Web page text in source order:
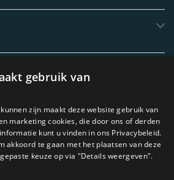
gebruik van
zijn maakt deze website gebruik van
marketing cookies, die door ons of derden
kunt u vinden in ons Privacybeleid.
akkoord te gaan met het plaatsen van deze
keuze op via "Details weergeven".